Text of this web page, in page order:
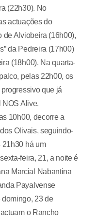
(22h30). No
actuações do
de Alviobeira (16h00),
da Pedreira (17h00)
(18h00). Na quarta-
pelas 22h00, os
que já
NOS Alive.
10h00, decorre a
Olivais, seguindo-
21h30 há um
feira, 21, a noite é
Marcial Nabantina
Payalvense
domingo, 23 de
o Rancho